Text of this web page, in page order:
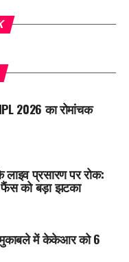
2026 का रोमांचक
प्रसारण पर रोक:
फैंस को बड़ा झटका
मुकाबले में केकेआर को 6